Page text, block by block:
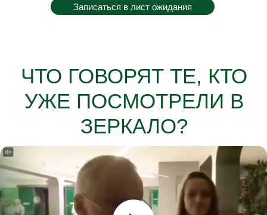
Записаться в лист ожидания
ЧТО ГОВОРЯТ ТЕ, КТО
УЖЕ ПОСМОТРЕЛИ В
ЗЕРКАЛО?